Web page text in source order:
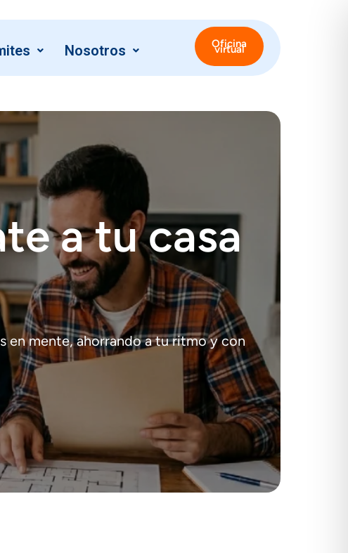
Nosotros Oficina
virtual
a tu casa
en mente, ahorrando a tu ritmo y con